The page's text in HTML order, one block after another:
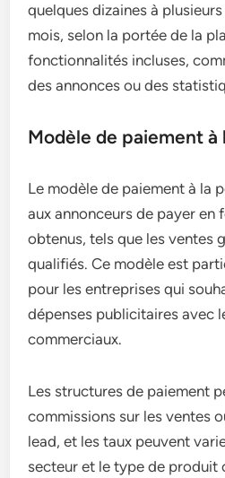
quelques dizaines à
mois, selon la portée de la
fonctionnalités incluses,
des annonces ou des
Modèle de paiement
Le modèle de paiement à la
aux annonceurs de payer en
obtenus, tels que les ventes
qualifiés. Ce modèle est
pour les entreprises qui
dépenses publicitaires avec
commerciaux.
Les structures de paiement
commissions sur les ventes
lead, et les taux peuvent
secteur et le type de produit